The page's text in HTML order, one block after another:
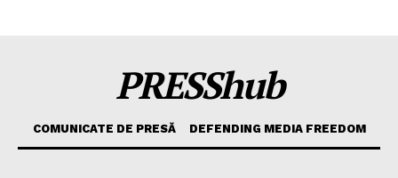
PRESShub
COMUNICATE DE PRESĂ DEFENDING MEDIA FREEDOM